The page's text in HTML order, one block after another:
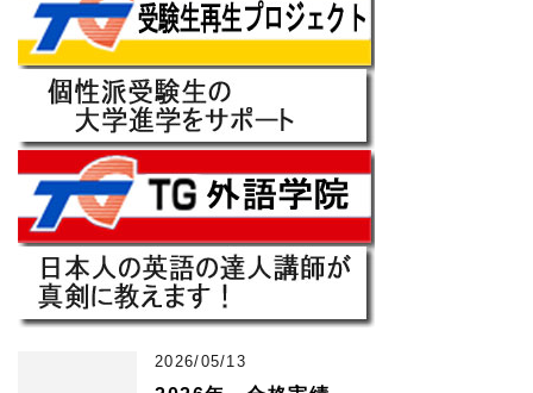
2026/05/13